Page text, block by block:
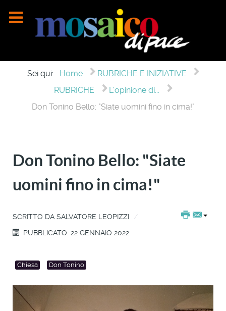
Sei qui: Home
RUBRICHE E INIZIATIVE
RUBRICHE
L'opinione di...
Don Tonino Bello: "Siate uomini fino in cima!"
Don Tonino Bello: "Siate
uomini fino in cima!"
SCRITTO DA SALVATORE LEOPIZZI
PUBBLICATO: 22 GENNAIO 2022
Chiesa Don Tonino